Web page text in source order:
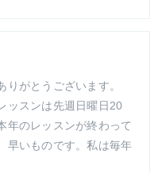
りがとうございます。
ッスンは先週日曜日20
年のレッスンが終わって
早いものです。私は毎年